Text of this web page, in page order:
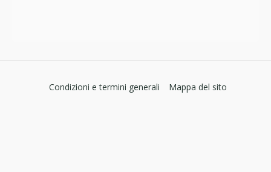
Condizioni e termini generali Mappa del sito